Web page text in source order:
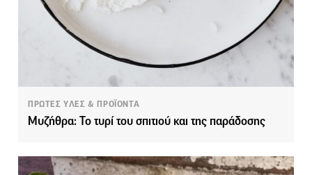
ΠΡΩΤΕΣ ΥΛΕΣ & ΠΡΟΪΟΝΤΑ
Μυζήθρα: Το τυρί του σπιτιού και της παράδοσης